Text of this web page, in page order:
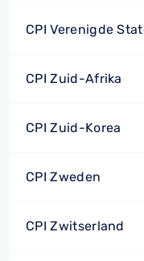
CPI Verenigde
CPI Zuid-Afrika
CPI Zuid-Korea
CPI Zweden
CPI Zwitserland